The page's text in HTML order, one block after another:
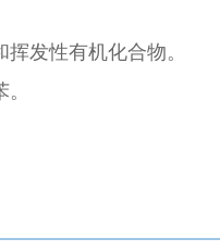
发性有机化合物。